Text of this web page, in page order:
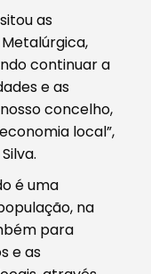
as
continuar a
e as
concelho,
local”,
é uma
na
para
e as